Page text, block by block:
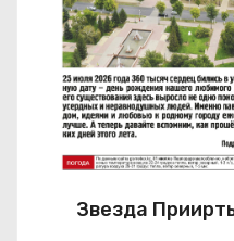
Звезда